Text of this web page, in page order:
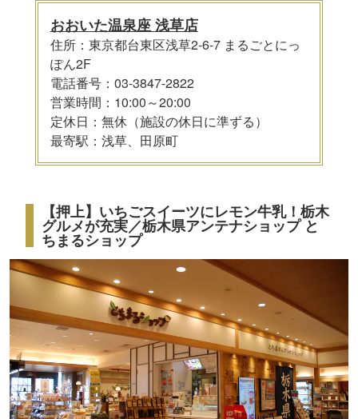
おおいた温泉座 浅草店
住所：東京都台東区浅草2-6-7 まるごとにっ
ぽん2F
電話番号：03-3847-2822
営業時間：10:00～20:00
定休日：無休（施設の休日に準ずる）
最寄駅：浅草、田原町
【押上】いちごスイーツにレモン牛乳！栃木
グルメが充実／栃木県アンテナショップ と
ちまるショップ